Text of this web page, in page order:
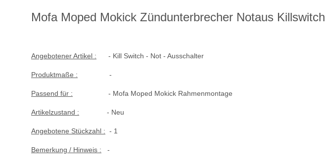
Mofa Moped Mokick Zündunterbrecher Notaus Killswitch
Angebotener Artikel : - Kill Switch - Not - Ausschalter
Produktmaße : -
Passend für : - Mofa Moped Mokick Rahmenmontage
Artikelzustand : - Neu
Angebotene Stückzahl : - 1
Bemerkung / Hinweis : -